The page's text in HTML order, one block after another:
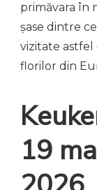
primăvara în
șase dintre
vizitate astfel
florilor din
19